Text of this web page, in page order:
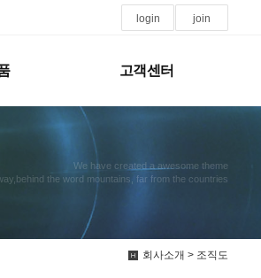
login join
고객센터
We have created a awesome theme
the word mountains, far from the countries
회사소개 > 조직도